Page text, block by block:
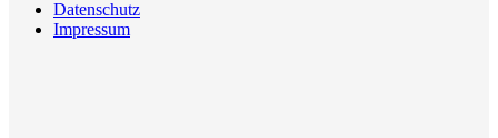
Datenschutz
Impressum